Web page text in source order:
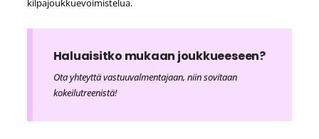
kilpajoukkuevoimistelua.
Haluaisitko mukaan joukkueeseen?
Ota yhteyttä vastuuvalmentajaan, niin sovitaan
kokeilutreenistä!